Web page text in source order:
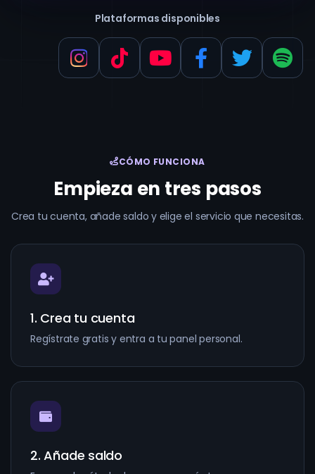
Plataformas disponibles
CÓMO FUNCIONA
Empieza en tres pasos
Crea tu cuenta, añade saldo y elige el servicio que necesitas.
1. Crea tu cuenta
Regístrate gratis y entra a tu panel personal.
2. Añade saldo